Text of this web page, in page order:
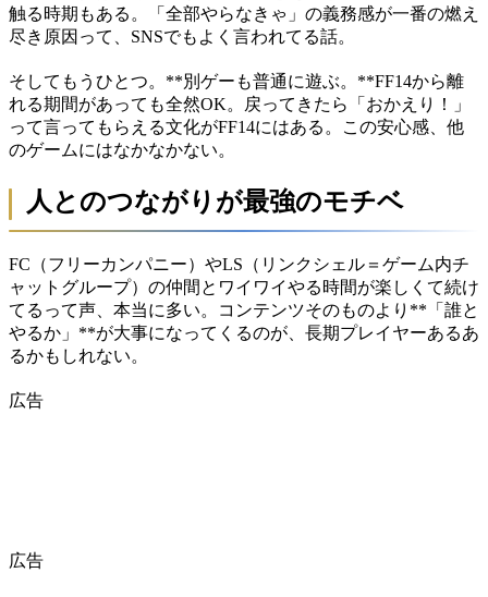
触る時期もある。「全部やらなきゃ」の義務感が一番の燃え
尽き原因って、SNSでもよく言われてる話。
そしてもうひとつ。**別ゲーも普通に遊ぶ。**FF14から離
れる期間があっても全然OK。戻ってきたら「おかえり！」
って言ってもらえる文化がFF14にはある。この安心感、他
のゲームにはなかなかない。
人とのつながりが最強のモチベ
FC（フリーカンパニー）やLS（リンクシェル＝ゲーム内チ
ャットグループ）の仲間とワイワイやる時間が楽しくて続け
てるって声、本当に多い。コンテンツそのものより**「誰と
やるか」**が大事になってくるのが、長期プレイヤーあるあ
るかもしれない。
広告
広告